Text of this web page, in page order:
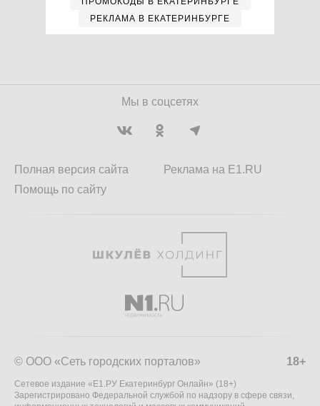
РЕКЛАМА В ЕКАТЕРИНБУРГЕ
Мы в соцсетях
Полная версия сайта
Помощь по сайту
Реклама на E1.RU
18+
© ООО «Сеть городских порталов»
Сетевое издание «Е1.РУ Екатеринбург Онлайн» (18+)
Зарегистрировано Федеральной службой по надзору в сфере связи,